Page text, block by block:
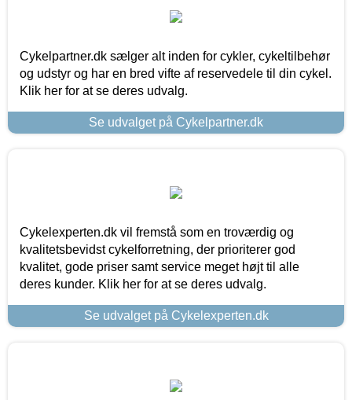
Cykelpartner.dk sælger alt inden for cykler, cykeltilbehør
og udstyr og har en bred vifte af reservedele til din cykel.
Klik her for at se deres udvalg.
Se udvalget på Cykelpartner.dk
Cykelexperten.dk vil fremstå som en troværdig og
kvalitetsbevidst cykelforretning, der prioriterer god
kvalitet, gode priser samt service meget højt til alle
deres kunder. Klik her for at se deres udvalg.
Se udvalget på Cykelexperten.dk